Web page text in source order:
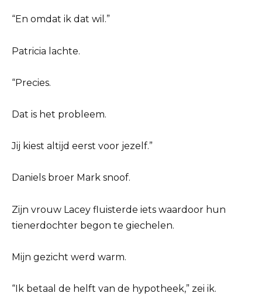
“En omdat ik dat wil.”
Patricia lachte.
“Precies.
Dat is het probleem.
Jij kiest altijd eerst voor jezelf.”
Daniels broer Mark snoof.
Zijn vrouw Lacey fluisterde iets waardoor hun
tienerdochter begon te giechelen.
Mijn gezicht werd warm.
“Ik betaal de helft van de hypotheek,” zei ik.